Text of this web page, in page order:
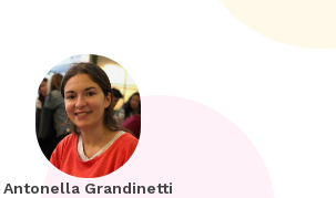
Antonella Grandinetti